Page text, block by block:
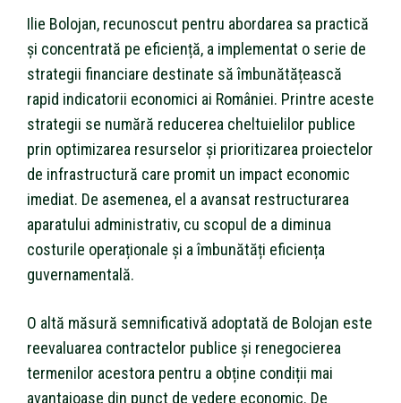
Ilie Bolojan, recunoscut pentru abordarea sa practică
și concentrată pe eficiență, a implementat o serie de
strategii financiare destinate să îmbunătățească
rapid indicatorii economici ai României. Printre aceste
strategii se numără reducerea cheltuielilor publice
prin optimizarea resurselor și prioritizarea proiectelor
de infrastructură care promit un impact economic
imediat. De asemenea, el a avansat restructurarea
aparatului administrativ, cu scopul de a diminua
costurile operaționale și a îmbunătăți eficiența
guvernamentală.
O altă măsură semnificativă adoptată de Bolojan este
reevaluarea contractelor publice și renegocierea
termenilor acestora pentru a obține condiții mai
avantajoase din punct de vedere economic. De